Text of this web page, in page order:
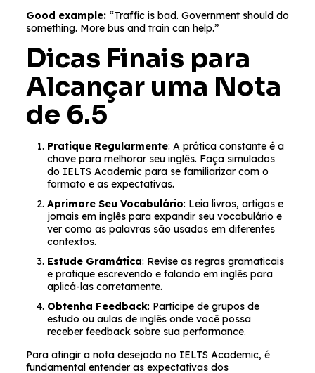
Good example:“Traffic is bad. Government should do
something. More bus and train can help.”
Dicas Finais para
Alcançar uma Nota
de 6.5
Pratique Regularmente: A prática constante é a
chave para melhorar seu inglês. Faça simulados
do IELTS Academic para se familiarizar com o
formato e as expectativas.
Aprimore Seu Vocabulário: Leia livros, artigos e
jornais em inglês para expandir seu vocabulário e
ver como as palavras são usadas em diferentes
contextos.
Estude Gramática: Revise as regras gramaticais
e pratique escrevendo e falando em inglês para
aplicá-las corretamente.
Obtenha Feedback: Participe de grupos de
estudo ou aulas de inglês onde você possa
receber feedback sobre sua performance.
Para atingir a nota desejada no IELTS Academic, é
fundamental entender as expectativas dos